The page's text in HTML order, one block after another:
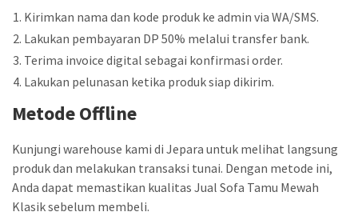
Kirimkan nama dan kode produk ke admin via WA/SMS.
Lakukan pembayaran DP 50% melalui transfer bank.
Terima invoice digital sebagai konfirmasi order.
Lakukan pelunasan ketika produk siap dikirim.
Metode Offline
Kunjungi warehouse kami di Jepara untuk melihat langsung
produk dan melakukan transaksi tunai. Dengan metode ini,
Anda dapat memastikan kualitas Jual Sofa Tamu Mewah
Klasik sebelum membeli.